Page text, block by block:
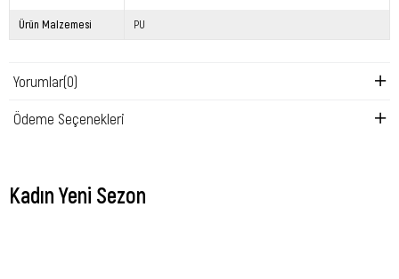
Ürün Malzemesi PU
Yorumlar(0)
Ödeme Seçenekleri
Kadın Yeni Sezon